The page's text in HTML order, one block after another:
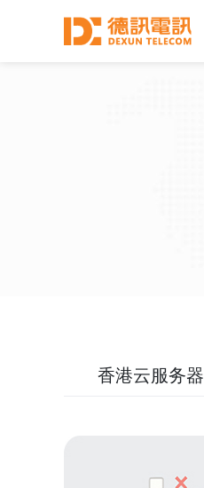
香港云服务器